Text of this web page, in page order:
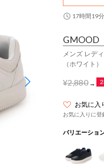
17時間19
GMOOD
メンズ レデ
（ホワイト）
¥2,880→
お気に入
お気に入りに登
バリエーショ